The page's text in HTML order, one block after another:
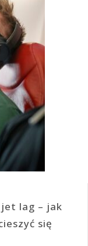
lag – jak
się